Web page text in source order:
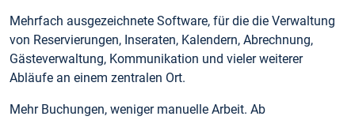
Mehrfach ausgezeichnete Software, für die die Verwaltung
von Reservierungen, Inseraten, Kalendern, Abrechnung,
Gästeverwaltung, Kommunikation und vieler weiterer
Abläufe an einem zentralen Ort.
Mehr Buchungen, weniger manuelle Arbeit. Ab